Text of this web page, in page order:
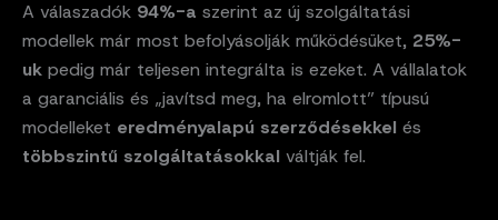
A válaszadók 94%-a szerint az új szolgáltatási
modellek már most befolyásolják működésüket, 25%-
uk pedig már teljesen integrálta is ezeket. A vállalatok
a garanciális és „javítsd meg, ha elromlott” típusú
modelleket eredményalapú szerződésekkel és
többszintű szolgáltatásokkal váltják fel.